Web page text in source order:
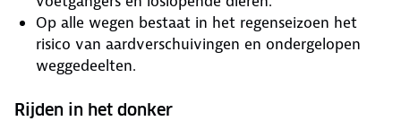
Op alle wegen bestaat in het regenseizoen het
risico van aardverschuivingen en ondergelopen
weggedeelten.
Rijden in het donker